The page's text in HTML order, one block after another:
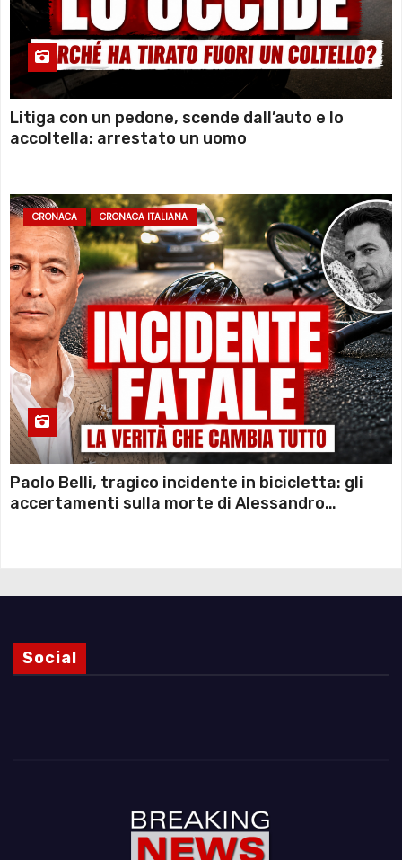
Litiga con un pedone, scende dall’auto e lo
accoltella: arrestato un uomo
CRONACA CRONACA ITALIANA
Paolo Belli, tragico incidente in bicicletta: gli
accertamenti sulla morte di Alessandro
Social